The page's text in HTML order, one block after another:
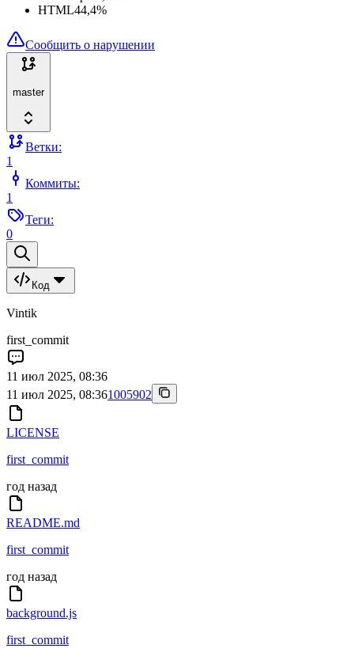
HTML44,4%
Сообщить о нарушении
master
Ветки:
1
Коммиты:
1
Теги:
0
Код
Vintik
first_commit
11 июл 2025, 08:36
11 июл 2025, 08:361005902
LICENSE
first_commit
год назад
README.md
first_commit
год назад
background.js
first_commit